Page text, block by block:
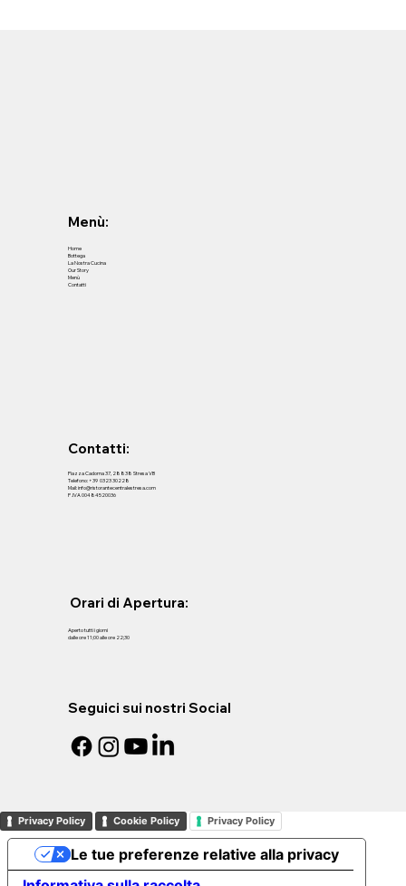
Menù:
Home
Bottega
La Nostra Cucina
Our Story
Menù
Contatti
Piazza Cadorna 37, 28838 Stresa VB
Telefono: +39 0323 30228
Mail: info@ristorantecentralestresa.com
P .IVA 00484520036
Contatti:
Aperto tutti i giorni
dalle ore 11;00 alle ore 22;30
Orari di Apertura:
Seguici sui nostri Social
Privacy Policy Cookie Policy Privacy Policy
Le tue preferenze relative alla privacy